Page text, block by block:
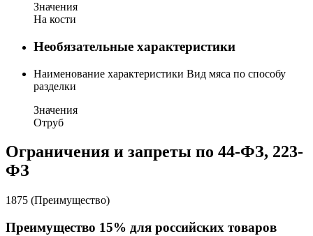
Значения
На кости
Необязательные характеристики
Наименование характеристики Вид мяса по способу
разделки
Значения
Отруб
Ограничения и запреты по 44-ФЗ, 223-
ФЗ
1875 (Преимущество)
Преимущество 15% для российских товаров